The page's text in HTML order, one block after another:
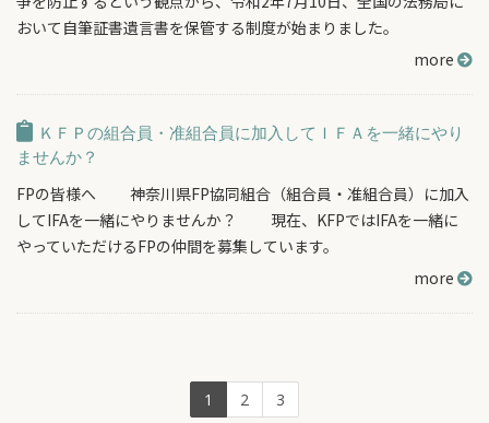
おいて自筆証書遺言書を保管する制度が始まりました。
more
ＫＦＰの組合員・准組合員に加入してＩＦＡを一緒にやり
ませんか？
FPの皆様へ 神奈川県FP協同組合（組合員・准組合員）に加入
してIFAを一緒にやりませんか？ 現在、KFPではIFAを一緒に
やっていただけるFPの仲間を募集しています。
more
1 2 3